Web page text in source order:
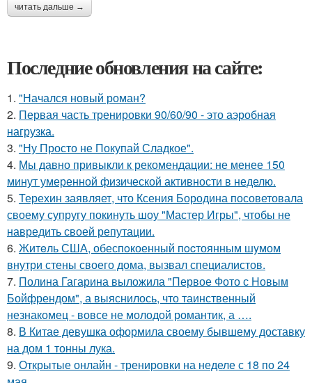
читать дальше →
Последние обновления на сайте:
1. "Начался новый роман?
2. Первая часть тренировки 90/60/90 - это аэробная
нагрузка.
3. "Ну Просто не Покупай Сладкое".
4. Мы давно привыкли к рекомендации: не менее 150
минут умеренной физической активности в неделю.
5. Терехин заявляет, что Ксения Бородина посоветовала
своему супругу покинуть шоу "Мастер Игры", чтобы не
навредить своей репутации.
6. Житeль США, обеспoкоенный пocтоянным шyмом
внутри стены своего дома, вызвал специалистов.
7. Полина Гагарина выложила "Первое Фото с Новым
Бойфрендом", а выяснилось, что таинственный
незнакомец - вовсе не молодой романтик, а ….
8. В Китае девушка оформила своему бывшему доставку
на дом 1 тонны лука.
9. Открытые онлайн - тренировки на неделе с 18 по 24